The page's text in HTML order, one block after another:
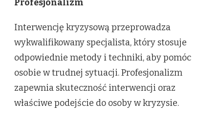
Profesjonalizm
Interwencję kryzysową przeprowadza
wykwalifikowany specjalista, który stosuje
odpowiednie metody i techniki, aby pomóc
osobie w trudnej sytuacji. Profesjonalizm
zapewnia skuteczność interwencji oraz
właściwe podejście do osoby w kryzysie.